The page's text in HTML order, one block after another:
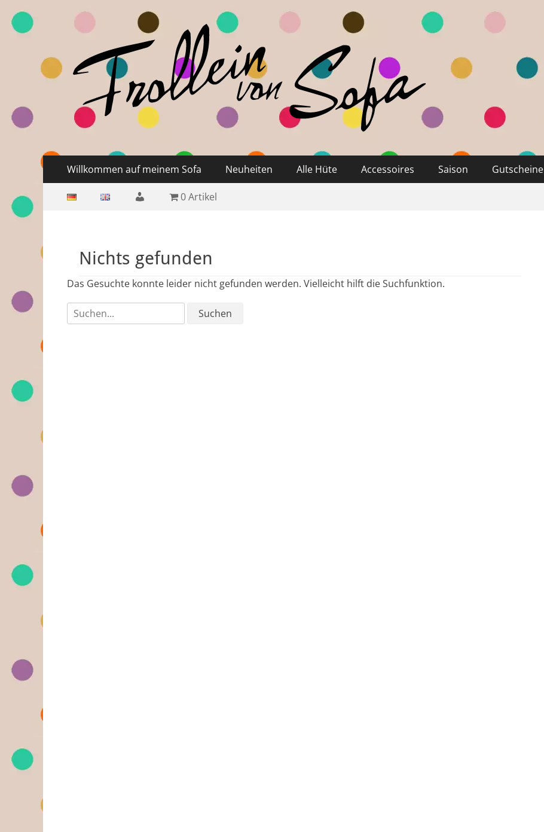
Frollein von Sofa
Handgefertigte Hüte und Accessoires
Primäres
Menü
Inhalt
springen
Willkommen auf meinem Sofa Neuheiten Alle Hüte Accessoires Saison Gutscheine
Sekundäres
Inhalt
0 Artikel
Nichts gefunden
Das Gesuchte konnte leider nicht gefunden werden. Vielleicht hilft die Suchfunktion.
Suchen
nach: